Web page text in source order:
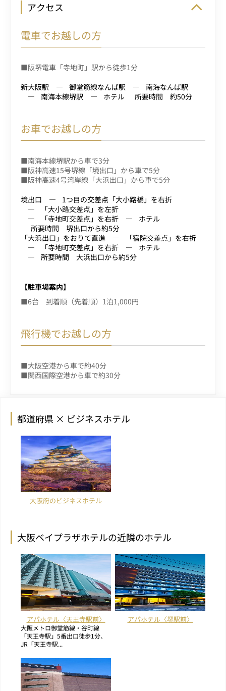
アクセス
電車でお越しの方
■阪堺電車「寺地町」駅から徒歩1分
新大阪駅
御堂筋線なんば駅
南海なんば駅
南海本線堺駅
ホテル 所要時間 約50分
お車でお越しの方
■南海本線堺駅から車で3分
■阪神高速15号堺線「境出口」から車で5分
■阪神高速4号湾岸線「大浜出口」から車で5分
境出口
1つ目の交差点「大小路橋」を右折
「大小路交差点」を左折
「寺地町交差点」を右折
ホテル
所要時間 堺出口から約5分
「大浜出口」をおりて直進
「宿院交差点」を右折
「寺地町交差点」を右折
ホテル
所要時間 大浜出口から約5分
【駐車場案内】
■6台 到着順（先着順）1泊1,000円
飛行機でお越しの方
■大阪空港から車で約40分
■関西国際空港から車で約30分
都道府県 × ビジネスホテル
大阪府のビジネスホテル
大阪ベイプラザホテルの近隣のホテル
アパホテル〈天王寺駅前〉
大阪メトロ御堂筋線・谷町線
「天王寺駅」5番出口徒歩1分、
JR「天王寺駅...
アパホテル〈堺駅前〉